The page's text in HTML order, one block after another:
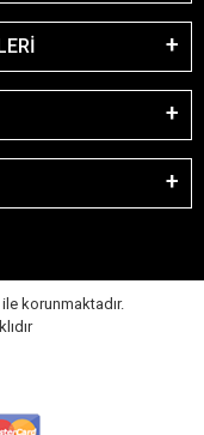
korunmaktadır.